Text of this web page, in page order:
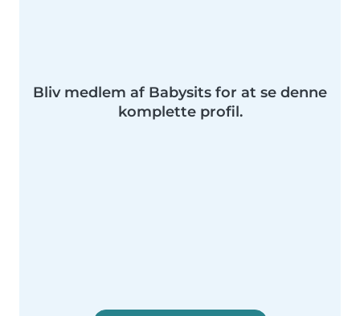
Bliv medlem af Babysits for at se denne
komplette profil.